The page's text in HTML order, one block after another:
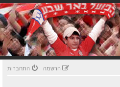
התחברות הרשמה